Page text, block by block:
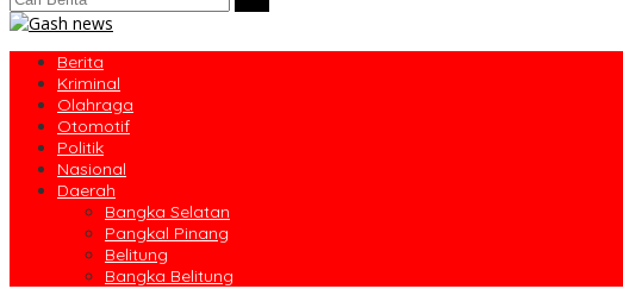
Berita
Kriminal
Olahraga
Otomotif
Politik
Nasional
Daerah
Bangka Selatan
Pangkal Pinang
Belitung
Bangka Belitung